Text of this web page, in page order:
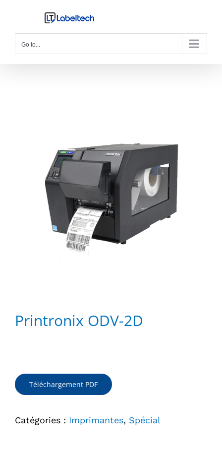
Go to...
Printronix ODV-2D
Téléchargement PDF
Catégories : Imprimantes, Spécial